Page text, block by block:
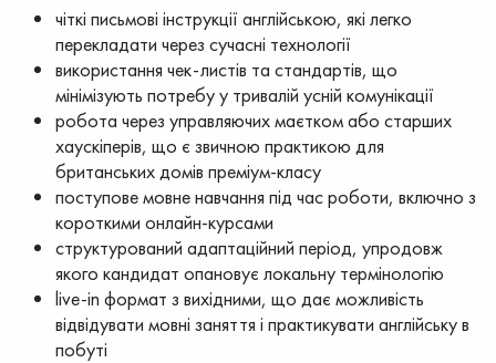
чіткі письмові інструкції англійською, які легко
перекладати через сучасні технології
використання чек-листів та стандартів, що
мінімізують потребу у тривалій усній комунікації
робота через управляючих маєтком або старших
хаускіперів, що є звичною практикою для
британських домів преміум-класу
поступове мовне навчання під час роботи, включно з
короткими онлайн-курсами
структурований адаптаційний період, упродовж
якого кандидат опановує локальну термінологію
live-in формат з вихідними, що дає можливість
відвідувати мовні заняття і практикувати англійську в
побуті